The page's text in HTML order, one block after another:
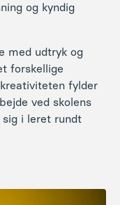
og kyndig
med udtryk og
forskellige
fylder
ved skolens
i leret rundt